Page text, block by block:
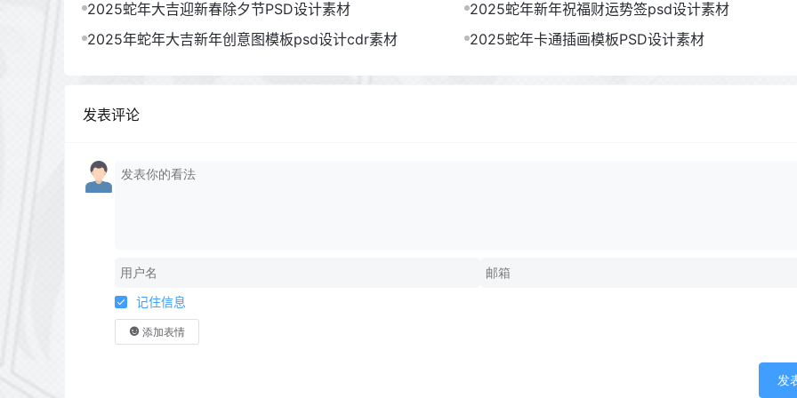
2025蛇年大吉迎新春除夕节PSD设计素材
2025蛇年新年祝福财运势签psd设计素材
2025年蛇年大吉新年创意图模板psd设计cdr素材
2025蛇年卡通插画模板PSD设计素材
发表评论
记住信息
添加表情
发